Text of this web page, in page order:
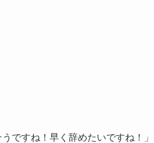
ですね！早く辞めたいですね！」